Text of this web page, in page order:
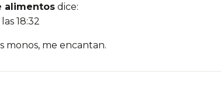
alimentos dice:
18:32
monos, me encantan.